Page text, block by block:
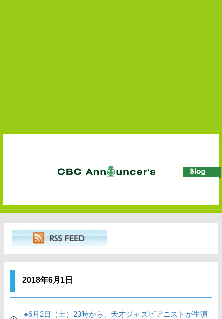
2018年6月1日
●6月2日（土）23時から、天才ジャズピアニストが生演